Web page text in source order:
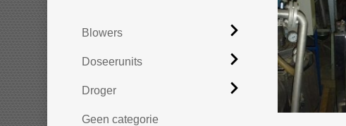
Blowers
Doseerunits
Droger
Geen categorie